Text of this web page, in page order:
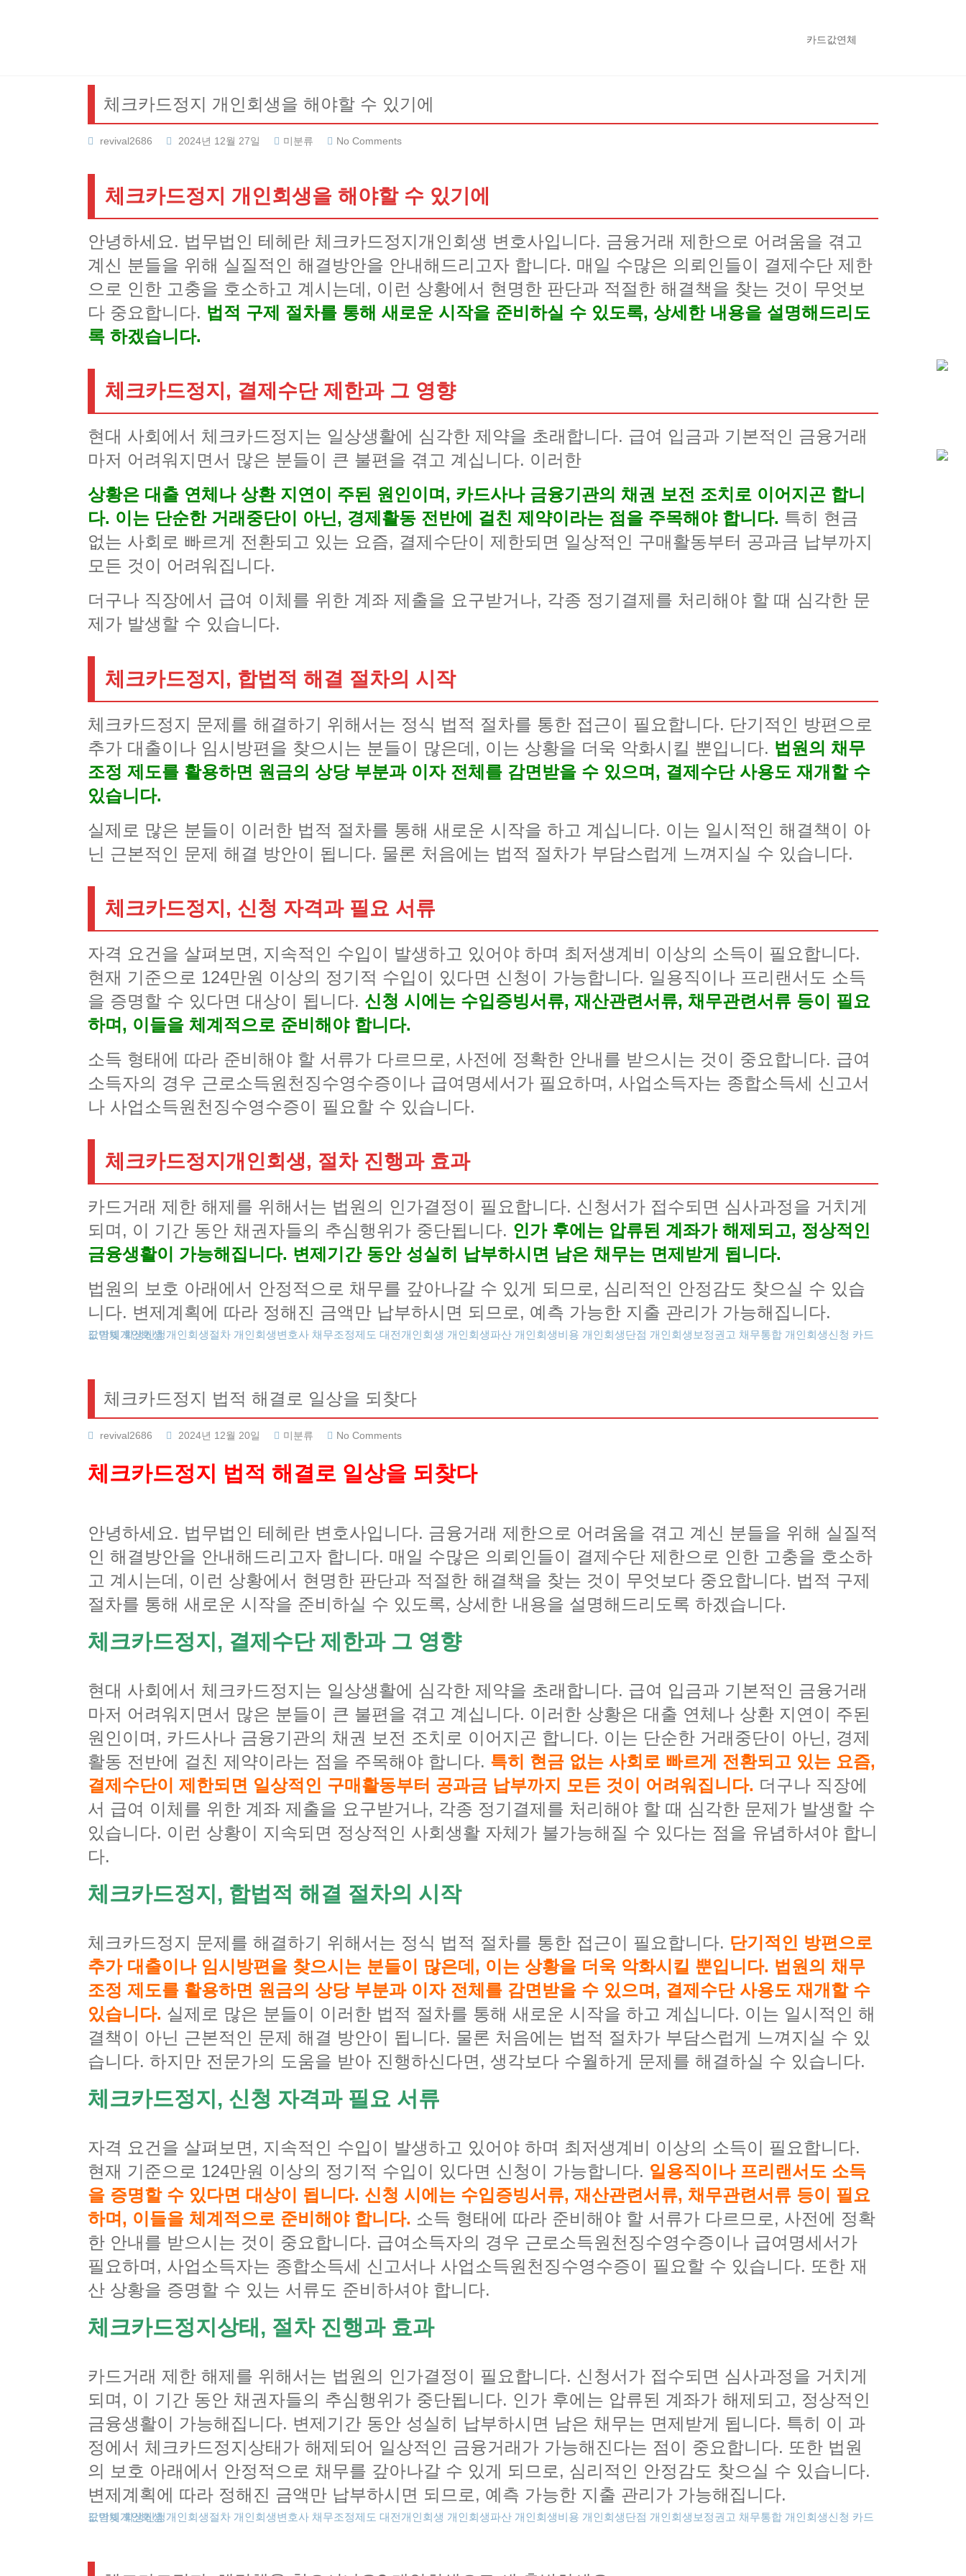
카드값연체
체크카드정지 개인회생을 해야할 수 있기에
revival2686 2024년 12월 27일 미분류 No Comments
체크카드정지 개인회생을 해야할 수 있기에
안녕하세요. 법무법인 테헤란 체크카드정지개인회생 변호사입니다. 금융거래 제한으로 어려움을 겪고
계신 분들을 위해 실질적인 해결방안을 안내해드리고자 합니다. 매일 수많은 의뢰인들이 결제수단 제한
으로 인한 고충을 호소하고 계시는데, 이런 상황에서 현명한 판단과 적절한 해결책을 찾는 것이 무엇보
다 중요합니다. 법적 구제 절차를 통해 새로운 시작을 준비하실 수 있도록, 상세한 내용을 설명해드리도
록 하겠습니다.
체크카드정지, 결제수단 제한과 그 영향
현대 사회에서 체크카드정지는 일상생활에 심각한 제약을 초래합니다. 급여 입금과 기본적인 금융거래
마저 어려워지면서 많은 분들이 큰 불편을 겪고 계십니다. 이러한
상황은 대출 연체나 상환 지연이 주된 원인이며, 카드사나 금융기관의 채권 보전 조치로 이어지곤 합니
다. 이는 단순한 거래중단이 아닌, 경제활동 전반에 걸친 제약이라는 점을 주목해야 합니다. 특히 현금
없는 사회로 빠르게 전환되고 있는 요즘, 결제수단이 제한되면 일상적인 구매활동부터 공과금 납부까지
모든 것이 어려워집니다.
더구나 직장에서 급여 이체를 위한 계좌 제출을 요구받거나, 각종 정기결제를 처리해야 할 때 심각한 문
제가 발생할 수 있습니다.
체크카드정지, 합법적 해결 절차의 시작
체크카드정지 문제를 해결하기 위해서는 정식 법적 절차를 통한 접근이 필요합니다. 단기적인 방편으로
추가 대출이나 임시방편을 찾으시는 분들이 많은데, 이는 상황을 더욱 악화시킬 뿐입니다. 법원의 채무
조정 제도를 활용하면 원금의 상당 부분과 이자 전체를 감면받을 수 있으며, 결제수단 사용도 재개할 수
있습니다.
실제로 많은 분들이 이러한 법적 절차를 통해 새로운 시작을 하고 계십니다. 이는 일시적인 해결책이 아
닌 근본적인 문제 해결 방안이 됩니다. 물론 처음에는 법적 절차가 부담스럽게 느껴지실 수 있습니다.
체크카드정지, 신청 자격과 필요 서류
자격 요건을 살펴보면, 지속적인 수입이 발생하고 있어야 하며 최저생계비 이상의 소득이 필요합니다.
현재 기준으로 124만원 이상의 정기적 수입이 있다면 신청이 가능합니다. 일용직이나 프리랜서도 소득
을 증명할 수 있다면 대상이 됩니다. 신청 시에는 수입증빙서류, 재산관련서류, 채무관련서류 등이 필요
하며, 이들을 체계적으로 준비해야 합니다.
소득 형태에 따라 준비해야 할 서류가 다르므로, 사전에 정확한 안내를 받으시는 것이 중요합니다. 급여
소득자의 경우 근로소득원천징수영수증이나 급여명세서가 필요하며, 사업소득자는 종합소득세 신고서
나 사업소득원천징수영수증이 필요할 수 있습니다.
체크카드정지개인회생, 절차 진행과 효과
카드거래 제한 해제를 위해서는 법원의 인가결정이 필요합니다. 신청서가 접수되면 심사과정을 거치게
되며, 이 기간 동안 채권자들의 추심행위가 중단됩니다. 인가 후에는 압류된 계좌가 해제되고, 정상적인
금융생활이 가능해집니다. 변제기간 동안 성실히 납부하시면 남은 채무는 면제받게 됩니다.
법원의 보호 아래에서 안정적으로 채무를 갚아나갈 수 있게 되므로, 심리적인 안정감도 찾으실 수 있습
니다. 변제계획에 따라 정해진 금액만 납부하시면 되므로, 예측 가능한 지출 관리가 가능해집니다.
도박빚개인회생 개인회생절차 개인회생변호사 채무조정제도 대전개인회생 개인회생파산 개인회생비용 개인회생단점 개인회생보정권고 채무통합 개인회생신청
카드값연체 회생신청
체크카드정지 법적 해결로 일상을 되찾다
revival2686 2024년 12월 20일 미분류 No Comments
체크카드정지 법적 해결로 일상을 되찾다
안녕하세요. 법무법인 테헤란 변호사입니다. 금융거래 제한으로 어려움을 겪고 계신 분들을 위해 실질적
인 해결방안을 안내해드리고자 합니다. 매일 수많은 의뢰인들이 결제수단 제한으로 인한 고충을 호소하
고 계시는데, 이런 상황에서 현명한 판단과 적절한 해결책을 찾는 것이 무엇보다 중요합니다. 법적 구제
절차를 통해 새로운 시작을 준비하실 수 있도록, 상세한 내용을 설명해드리도록 하겠습니다.
체크카드정지, 결제수단 제한과 그 영향
현대 사회에서 체크카드정지는 일상생활에 심각한 제약을 초래합니다. 급여 입금과 기본적인 금융거래
마저 어려워지면서 많은 분들이 큰 불편을 겪고 계십니다. 이러한 상황은 대출 연체나 상환 지연이 주된
원인이며, 카드사나 금융기관의 채권 보전 조치로 이어지곤 합니다. 이는 단순한 거래중단이 아닌, 경제
활동 전반에 걸친 제약이라는 점을 주목해야 합니다. 특히 현금 없는 사회로 빠르게 전환되고 있는 요즘,
결제수단이 제한되면 일상적인 구매활동부터 공과금 납부까지 모든 것이 어려워집니다. 더구나 직장에
서 급여 이체를 위한 계좌 제출을 요구받거나, 각종 정기결제를 처리해야 할 때 심각한 문제가 발생할 수
있습니다. 이런 상황이 지속되면 정상적인 사회생활 자체가 불가능해질 수 있다는 점을 유념하셔야 합니
다.
체크카드정지, 합법적 해결 절차의 시작
체크카드정지 문제를 해결하기 위해서는 정식 법적 절차를 통한 접근이 필요합니다. 단기적인 방편으로
추가 대출이나 임시방편을 찾으시는 분들이 많은데, 이는 상황을 더욱 악화시킬 뿐입니다. 법원의 채무
조정 제도를 활용하면 원금의 상당 부분과 이자 전체를 감면받을 수 있으며, 결제수단 사용도 재개할 수
있습니다. 실제로 많은 분들이 이러한 법적 절차를 통해 새로운 시작을 하고 계십니다. 이는 일시적인 해
결책이 아닌 근본적인 문제 해결 방안이 됩니다. 물론 처음에는 법적 절차가 부담스럽게 느껴지실 수 있
습니다. 하지만 전문가의 도움을 받아 진행하신다면, 생각보다 수월하게 문제를 해결하실 수 있습니다.
체크카드정지, 신청 자격과 필요 서류
자격 요건을 살펴보면, 지속적인 수입이 발생하고 있어야 하며 최저생계비 이상의 소득이 필요합니다.
현재 기준으로 124만원 이상의 정기적 수입이 있다면 신청이 가능합니다. 일용직이나 프리랜서도 소득
을 증명할 수 있다면 대상이 됩니다. 신청 시에는 수입증빙서류, 재산관련서류, 채무관련서류 등이 필요
하며, 이들을 체계적으로 준비해야 합니다. 소득 형태에 따라 준비해야 할 서류가 다르므로, 사전에 정확
한 안내를 받으시는 것이 중요합니다. 급여소득자의 경우 근로소득원천징수영수증이나 급여명세서가
필요하며, 사업소득자는 종합소득세 신고서나 사업소득원천징수영수증이 필요할 수 있습니다. 또한 재
산 상황을 증명할 수 있는 서류도 준비하셔야 합니다.
체크카드정지상태, 절차 진행과 효과
카드거래 제한 해제를 위해서는 법원의 인가결정이 필요합니다. 신청서가 접수되면 심사과정을 거치게
되며, 이 기간 동안 채권자들의 추심행위가 중단됩니다. 인가 후에는 압류된 계좌가 해제되고, 정상적인
금융생활이 가능해집니다. 변제기간 동안 성실히 납부하시면 남은 채무는 면제받게 됩니다. 특히 이 과
정에서 체크카드정지상태가 해제되어 일상적인 금융거래가 가능해진다는 점이 중요합니다. 또한 법원
의 보호 아래에서 안정적으로 채무를 갚아나갈 수 있게 되므로, 심리적인 안정감도 찾으실 수 있습니다.
변제계획에 따라 정해진 금액만 납부하시면 되므로, 예측 가능한 지출 관리가 가능해집니다.
도박빚개인회생 개인회생절차 개인회생변호사 채무조정제도 대전개인회생 개인회생파산 개인회생비용 개인회생단점 개인회생보정권고 채무통합 개인회생신청
카드값연체 회생신청